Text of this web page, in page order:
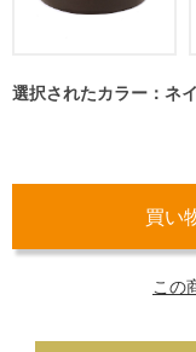
選択されたカラー：ネ
この